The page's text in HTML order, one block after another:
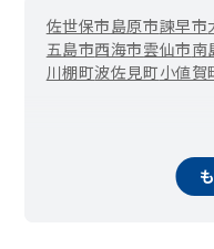
佐世保市島原市諫早市
五島市西海市雲仙市南
川棚町波佐見町小値賀